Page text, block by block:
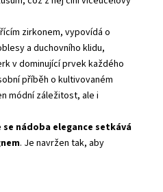
zirkonem, vypovídá o
a duchovního klidu,
v dominující prvek každého
příběh o kultivovaném
módní záležitost, ale i
nádoba elegance setkává
. Je navržen tak, aby